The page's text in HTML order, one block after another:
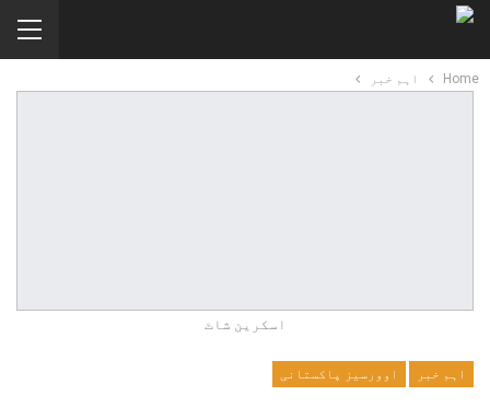
Home اہم خبر
اسکرین شاٹ
اہم خبر اوورسیز پاکستانی